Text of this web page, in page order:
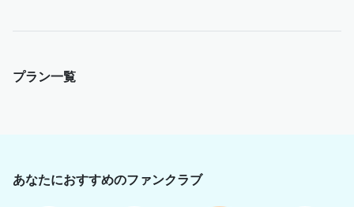
・オリジナルソングの制作
プラン一覧
あなたにおすすめのファンクラブ